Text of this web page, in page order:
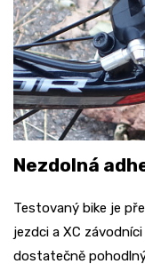
Nezdolná
Testovaný bike je
jezdci a XC
dostatečně